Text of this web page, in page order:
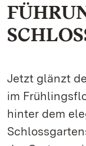
Jetzt glänzt
im
hinter dem